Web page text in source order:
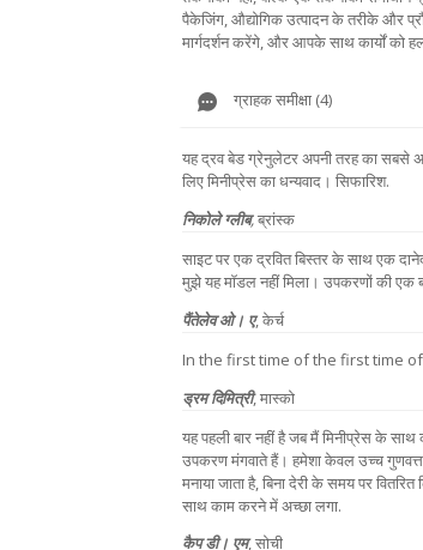
पैकेजिंग, औद्योगिक उत्पादन के तरीके और
मार्गदर्शन करेंगे, और आपके साथ कार्यों को
ग्राहक समीक्षा (4)
यह द्रव बेड ग्रेनुलेटर अपनी तरह का सबसे
लिए मिनीप्रेस का धन्यवाद। सिफारिश.
निकोले ग्लीब,ब्रांस्क
साइट पर एक द्रवित बिस्तर के साथ एक
मुझे यह मॉडल नहीं मिला। उपकरणों की एक
पैंतेलेव ओ। ए, केर्च
In the first time of the first time
ड्रम दिमित्री,मास्को
यह पहली बार नहीं है जब मैं मिनीप्रेस के
उपकरण मंगवाते हैं। हमेशा केवल उच्च
मनाया जाता है, बिना देरी के समय पर
साथ काम करने में अच्छा लगा.
कैप डी। एम, सोची